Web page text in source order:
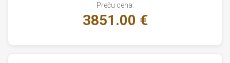
Preču cena:
3851.00 €